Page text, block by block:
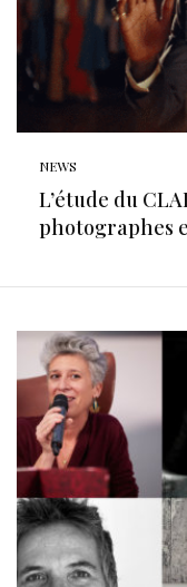
NEWS
L’étude du
photographes